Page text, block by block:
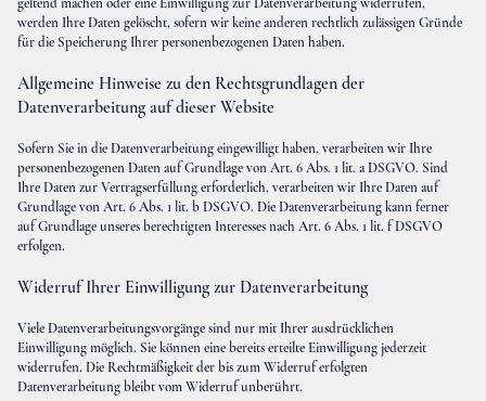
werden Ihre Daten gelöscht, sofern wir keine anderen rechtlich zulässigen Gründe
für die Speicherung Ihrer personenbezogenen Daten haben.
Allgemeine Hinweise zu den Rechtsgrundlagen der
Datenverarbeitung auf dieser Website
Sofern Sie in die Datenverarbeitung eingewilligt haben, verarbeiten wir Ihre
personenbezogenen Daten auf Grundlage von Art. 6 Abs. 1 lit. a DSGVO. Sind
Ihre Daten zur Vertragserfüllung erforderlich, verarbeiten wir Ihre Daten auf
Grundlage von Art. 6 Abs. 1 lit. b DSGVO. Die Datenverarbeitung kann ferner
auf Grundlage unseres berechtigten Interesses nach Art. 6 Abs. 1 lit. f DSGVO
erfolgen.
Widerruf Ihrer Einwilligung zur Datenverarbeitung
Viele Datenverarbeitungsvorgänge sind nur mit Ihrer ausdrücklichen
Einwilligung möglich. Sie können eine bereits erteilte Einwilligung jederzeit
widerrufen. Die Rechtmäßigkeit der bis zum Widerruf erfolgten
Datenverarbeitung bleibt vom Widerruf unberührt.